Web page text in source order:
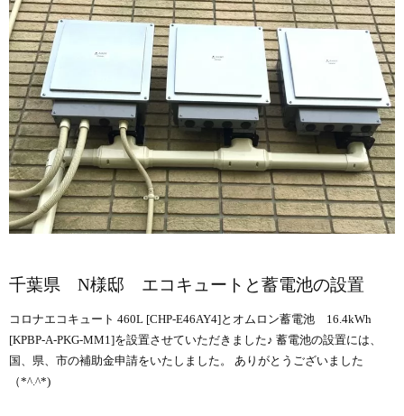
千葉県 N様邸 エコキュートと蓄電池の設置
コロナエコキュート 460L [CHP-E46AY4]とオムロン蓄電池 16.4kWh
[KPBP-A-PKG-MM1]を設置させていただきました♪ 蓄電池の設置には、
国、県、市の補助金申請をいたしました。 ありがとうございました
（*^.^*)